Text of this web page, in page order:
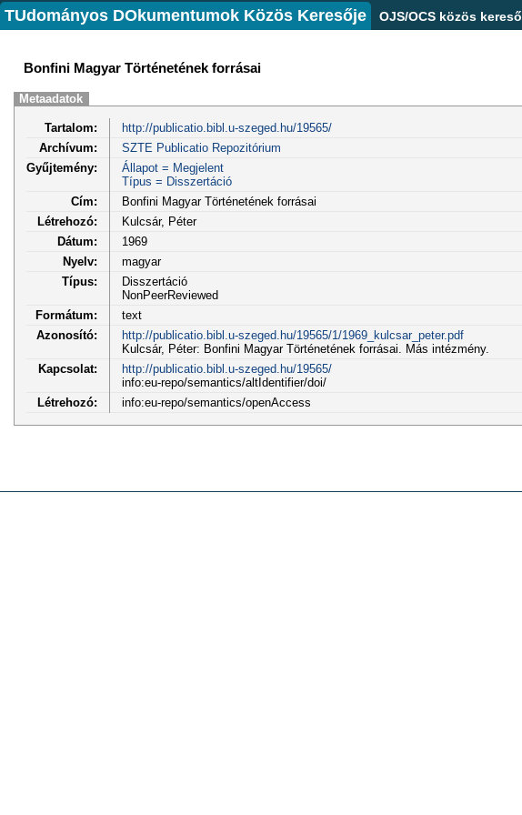
TUdományos DOkumentumok Közös Keresője OJS/OCS közös kereső
Bonfini Magyar Történetének forrásai
Metaadatok
Tartalom:
http://publicatio.bibl.u-szeged.hu/19565/
Archívum:
SZTE Publicatio Repozitórium
Gyűjtemény:
Állapot = Megjelent
Típus = Disszertáció
Cím:
Bonfini Magyar Történetének forrásai
Létrehozó:
Kulcsár, Péter
Dátum:
1969
Nyelv:
magyar
Típus:
Disszertáció
NonPeerReviewed
Formátum:
text
Azonosító:
http://publicatio.bibl.u-szeged.hu/19565/1/1969_kulcsar_peter.pdf
Kulcsár, Péter: Bonfini Magyar Történetének forrásai. Más intézmény.
Kapcsolat:
http://publicatio.bibl.u-szeged.hu/19565/
info:eu-repo/semantics/altIdentifier/doi/
Létrehozó:
info:eu-repo/semantics/openAccess